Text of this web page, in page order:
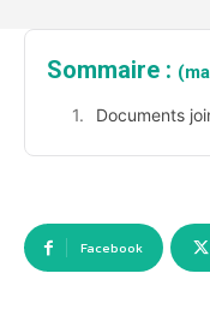
Sommaire :
Documents
Facebook